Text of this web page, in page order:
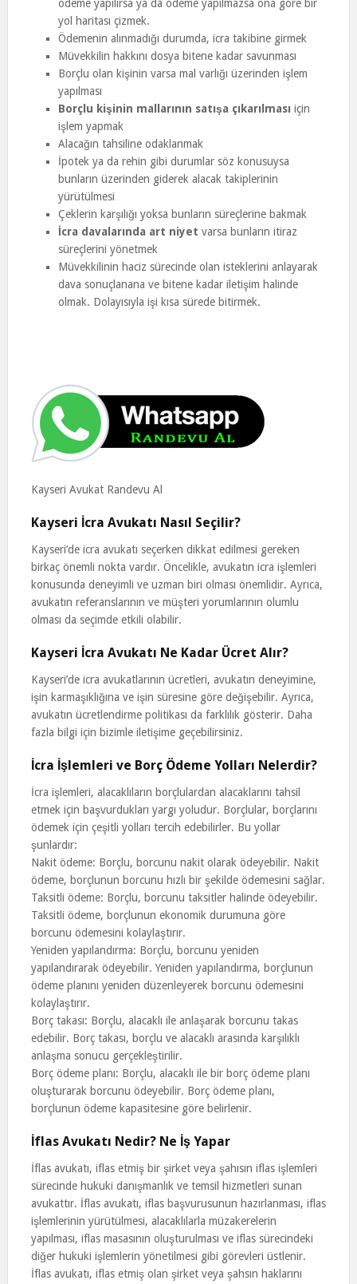
ödeme yapılırsa ya da ödeme yapılmazsa ona göre bir
yol haritası çizmek.
Ödemenin alınmadığı durumda, icra takibine girmek
Müvekkilin hakkını dosya bitene kadar savunması
Borçlu olan kişinin varsa mal varlığı üzerinden işlem
yapılması
Borçlu kişinin mallarının satışa çıkarılması için
işlem yapmak
Alacağın tahsiline odaklanmak
İpotek ya da rehin gibi durumlar söz konusuysa
bunların üzerinden giderek alacak takiplerinin
yürütülmesi
Çeklerin karşılığı yoksa bunların süreçlerine bakmak
İcra davalarında art niyet varsa bunların itiraz
süreçlerini yönetmek
Müvekkilinin haciz sürecinde olan isteklerini anlayarak
dava sonuçlanana ve bitene kadar iletişim halinde
olmak. Dolayısıyla işi kısa sürede bitirmek.
Kayseri Avukat Randevu Al
Kayseri İcra Avukatı Nasıl Seçilir?
Kayseri’de icra avukatı seçerken dikkat edilmesi gereken
birkaç önemli nokta vardır. Öncelikle, avukatın icra işlemleri
konusunda deneyimli ve uzman biri olması önemlidir. Ayrıca,
avukatın referanslarının ve müşteri yorumlarının olumlu
olması da seçimde etkili olabilir.
Kayseri İcra Avukatı Ne Kadar Ücret Alır?
Kayseri’de icra avukatlarının ücretleri, avukatın deneyimine,
işin karmaşıklığına ve işin süresine göre değişebilir. Ayrıca,
avukatın ücretlendirme politikası da farklılık gösterir. Daha
fazla bilgi için bizimle iletişime geçebilirsiniz.
İcra İşlemleri ve Borç Ödeme Yolları Nelerdir?
İcra işlemleri, alacaklıların borçlulardan alacaklarını tahsil
etmek için başvurdukları yargı yoludur. Borçlular, borçlarını
ödemek için çeşitli yolları tercih edebilirler. Bu yollar
şunlardır:
Nakit ödeme: Borçlu, borcunu nakit olarak ödeyebilir. Nakit
ödeme, borçlunun borcunu hızlı bir şekilde ödemesini sağlar.
Taksitli ödeme: Borçlu, borcunu taksitler halinde ödeyebilir.
Taksitli ödeme, borçlunun ekonomik durumuna göre
borcunu ödemesini kolaylaştırır.
Yeniden yapılandırma: Borçlu, borcunu yeniden
yapılandırarak ödeyebilir. Yeniden yapılandırma, borçlunun
ödeme planını yeniden düzenleyerek borcunu ödemesini
kolaylaştırır.
Borç takası: Borçlu, alacaklı ile anlaşarak borcunu takas
edebilir. Borç takası, borçlu ve alacaklı arasında karşılıklı
anlaşma sonucu gerçekleştirilir.
Borç ödeme planı: Borçlu, alacaklı ile bir borç ödeme planı
oluşturarak borcunu ödeyebilir. Borç ödeme planı,
borçlunun ödeme kapasitesine göre belirlenir.
İflas Avukatı Nedir? Ne İş Yapar
İflas avukatı, iflas etmiş bir şirket veya şahısın iflas işlemleri
sürecinde hukuki danışmanlık ve temsil hizmetleri sunan
avukattır. İflas avukatı, iflas başvurusunun hazırlanması, iflas
işlemlerinin yürütülmesi, alacaklılarla müzakerelerin
yapılması, iflas masasının oluşturulması ve iflas sürecindeki
diğer hukuki işlemlerin yönetilmesi gibi görevleri üstlenir.
İflas avukatı, iflas etmiş olan şirket veya şahsın haklarını